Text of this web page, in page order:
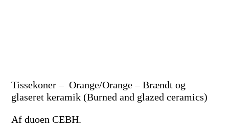
Tissekoner – Orange/Orange – Brændt og
glaseret keramik (Burned and glazed ceramics)
Af duoen CEBH.